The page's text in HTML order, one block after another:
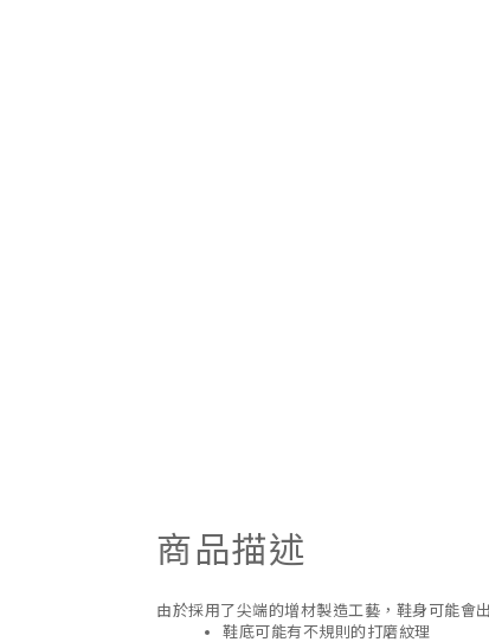
商品描述
由於採用了尖端的增材製造工藝，鞋身可能會
鞋底可能有不規則的打磨紋理